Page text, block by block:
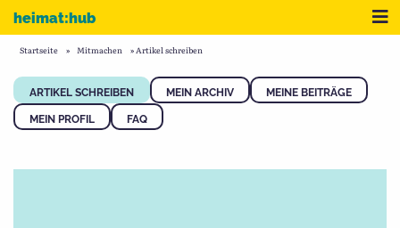
Zum Inhalt
heimat:hub
Startseite » Mitmachen »Artikel schreiben
ARTIKEL SCHREIBEN MEIN ARCHIV MEINE BEITRÄGE
MEIN PROFIL FAQ